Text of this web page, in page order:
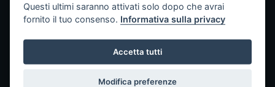
Identificato il secondo
sospettato dell’aggressione a
Sauce Walka e Sayso P
Questi ultimi saranno attivati solo dopo che avrai
fornito il tuo consenso. Informativa sulla privacy
Accetta tutti
Modifica preferenze